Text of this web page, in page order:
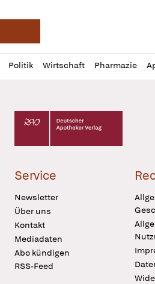
Deutsche Apotheker
Politik Wirtschaft Pharmazie
Profil
öffnen
Daz
Pur
Deutscher Apotheker Verlag
Service
Newsletter
Über uns
Kontakt
Mediadaten
Abo kündigen
RSS-Feed